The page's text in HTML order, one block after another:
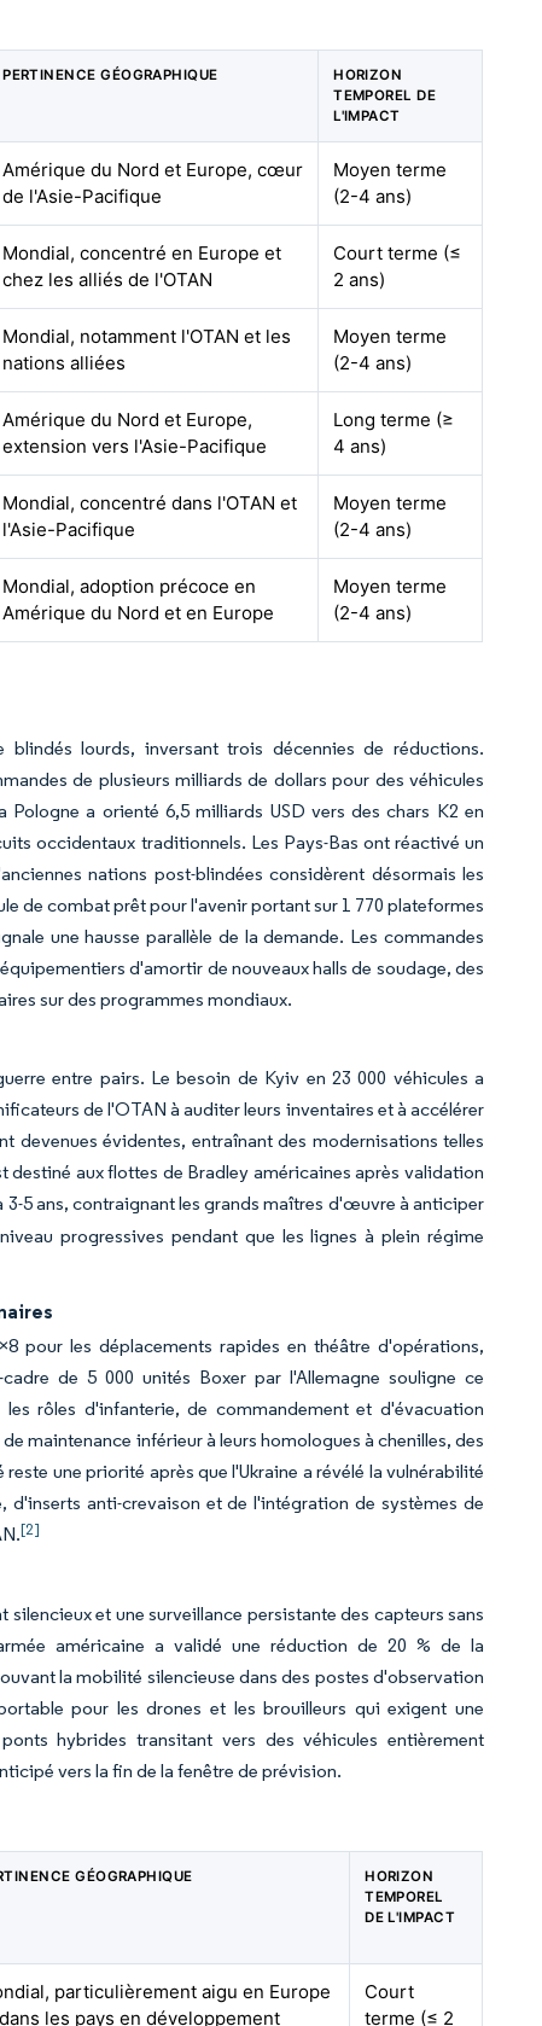
PERTINENCE GÉOGRAPHIQUE
HORIZON
TEMPOREL DE
L'IMPACT
Amérique du Nord et Europe, cœur
de l'Asie-Pacifique
Moyen terme
(2-4 ans)
Mondial, concentré en Europe et
chez les alliés de l'OTAN
Court terme (≤
2 ans)
Mondial, notamment l'OTAN et les
nations alliées
Moyen terme
(2-4 ans)
Amérique du Nord et Europe,
extension vers l'Asie-Pacifique
Long terme (≥
4 ans)
Mondial, concentré dans l'OTAN et
l'Asie-Pacifique
Moyen terme
(2-4 ans)
Mondial, adoption précoce en
Amérique du Nord et en Europe
Moyen terme
(2-4 ans)
lourds, inversant trois décennies de réductions.
de plusieurs milliards de dollars pour des véhicules
a orienté 6,5 milliards USD vers des chars K2 en
occidentaux traditionnels. Les Pays-Bas ont réactivé un
nations post-blindées considèrent désormais les
de combat prêt pour l'avenir portant sur 1 770 plateformes
une hausse parallèle de la demande. Les commandes
d'amortir de nouveaux halls de soudage, des
sur des programmes mondiaux.
entre pairs. Le besoin de Kyiv en 23 000 véhicules a
de l'OTAN à auditer leurs inventaires et à accélérer
devenues évidentes, entraînant des modernisations telles
aux flottes de Bradley américaines après validation
5 ans, contraignant les grands maîtres d'œuvre à anticiper
progressives pendant que les lignes à plein régime
pour les déplacements rapides en théâtre d'opérations,
de 5 000 unités Boxer par l'Allemagne souligne ce
rôles d'infanterie, de commandement et d'évacuation
maintenance inférieur à leurs homologues à chenilles, des
une priorité après que l'Ukraine a révélé la vulnérabilité
anti-crevaison et de l'intégration de systèmes de
[2]
et une surveillance persistante des capteurs sans
américaine a validé une réduction de 20 % de la
la mobilité silencieuse dans des postes d'observation
pour les drones et les brouilleurs qui exigent une
hybrides transitant vers des véhicules entièrement
vers la fin de la fenêtre de prévision.
GÉOGRAPHIQUE
HORIZON
TEMPOREL
DE L'IMPACT
particulièrement aigu en Europe
les pays en développement
Court
terme (≤ 2